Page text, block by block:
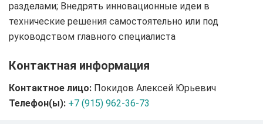
разделами; Внедрять инновационные идеи в
технические решения самостоятельно или под
руководством главного специалиста
Контактная информация
Контактное лицо: Покидов Алексей Юрьевич
Телефон(ы): +7 (915) 962-36-73